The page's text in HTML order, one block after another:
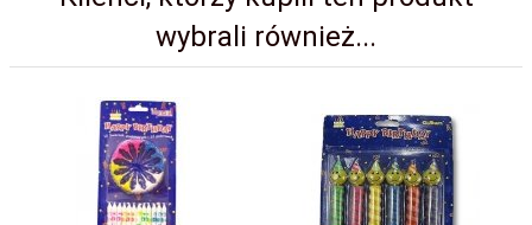
wybrali również...